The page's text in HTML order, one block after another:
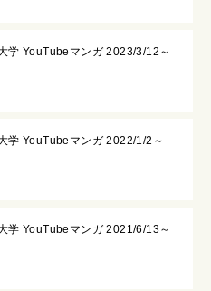
学 YouTubeマンガ 2023/3/12～
学 YouTubeマンガ 2022/1/2～
学 YouTubeマンガ 2021/6/13～